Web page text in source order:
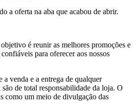
a oferta na aba que acabou de abrir.
é reunir as melhores promoções e
para oferecer aos nossos
a venda e a entrega de qualquer
de total responsabilidade da loja. O
como um meio de divulgação das